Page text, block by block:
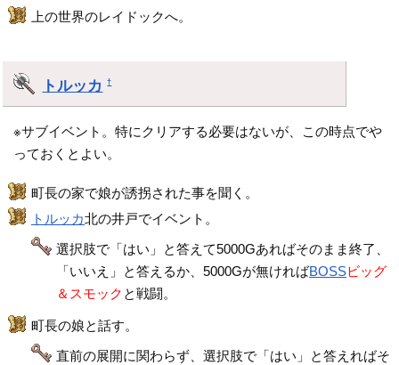
上の世界のレイドックへ。
トルッカ †
※サブイベント。特にクリアする必要はないが、この時点でや
っておくとよい。
町長の家で娘が誘拐された事を聞く。
トルッカ北の井戸でイベント。
選択肢で「はい」と答えて5000Gあればそのまま終了、
「いいえ」と答えるか、5000Gが無ければBOSSビッグ
＆スモック と戦闘。
町長の娘と話す。
直前の展開に関わらず、選択肢で「はい」と答えればそ